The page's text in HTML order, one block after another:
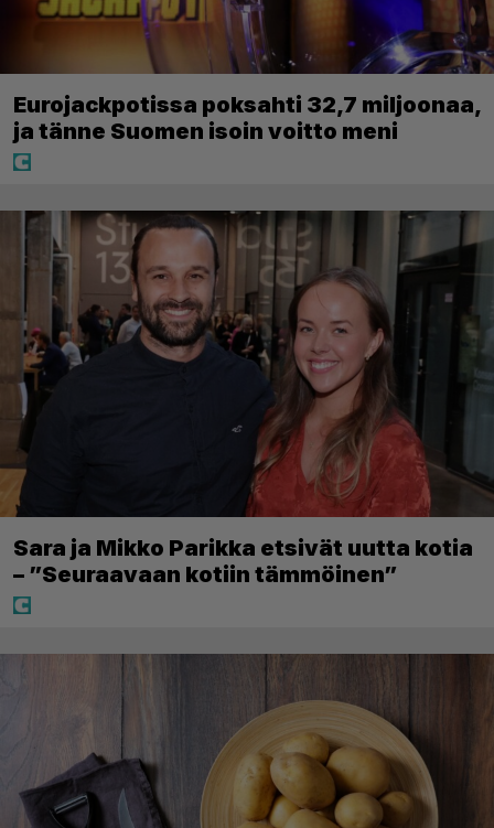
Eurojackpotissa poksahti 32,7 miljoonaa,
ja tänne Suomen isoin voitto meni
Sara ja Mikko Parikka etsivät uutta kotia
– ”Seuraavaan kotiin tämmöinen”